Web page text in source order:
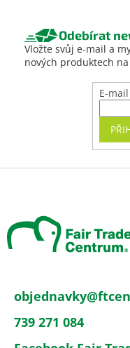
Odebírat
Vložte svůj e-mail a
nových produktech
E-mail
objednavky@
739 271 084